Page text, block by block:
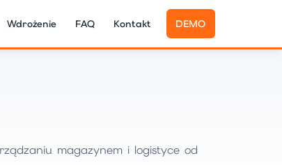
Wdrożenie FAQ Kontakt DEMO
magazynem i logistyce od